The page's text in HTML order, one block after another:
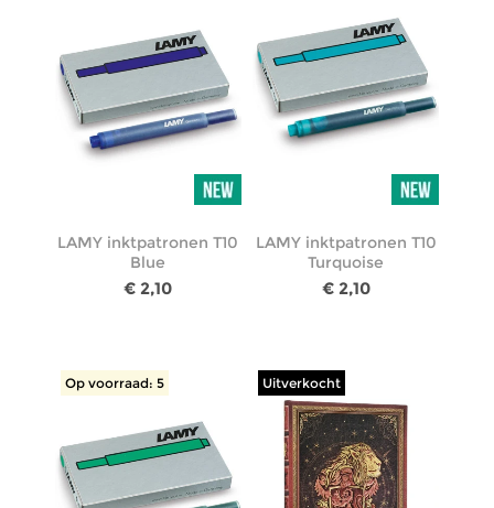
LAMY inktpatronen T10
Blue
€ 2,10
LAMY inktpatronen T10
Turquoise
€ 2,10
Op voorraad: 5 Uitverkocht